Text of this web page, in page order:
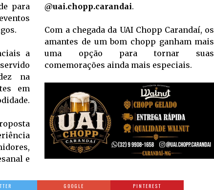
para
a
na
em
e
@uai.chopp.carandai.
Com a chegada da UAI Chopp Carandaí, os
amantes de um bom chopp ganham mais
uma opção para tornar suas
comemorações ainda mais especiais.
GOOGLE PINTEREST